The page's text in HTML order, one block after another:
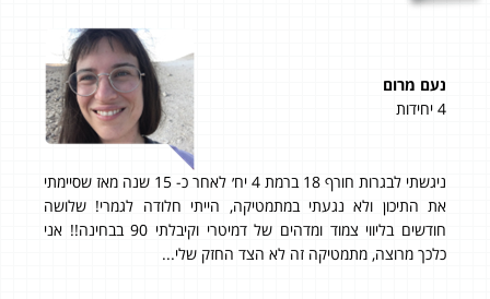
נעם מרום
4 יחידות
ניגשתי לבגרות חורף 18 ברמת 4 יח׳ לאחר כ- 15 שנה מאז שסיימתי
את התיכון ולא נגעתי במתמטיקה, הייתי חלודה לגמרי! שלושה
חודשים בליווי צמוד ומדהים של דמיטרי וקיבלתי 90 בבחינה!! אני
כלכך מרוצה, מתמטיקה זה לא הצד החזק שלי...